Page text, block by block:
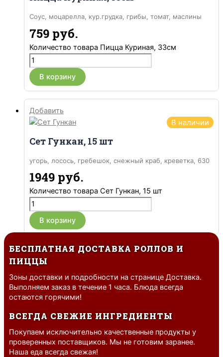
Соус, моцарелла, кур.грудка, грибы, томат, маслины
759 руб.
Количество товара Пицца Куриная, 33см
В корзину
Добавить
В наличии
Сет Гункан, 15 шт
угорь, лосось, гребешок, снежный краб, креветка, 630
1949 руб.
Количество товара Сет Гункан, 15 шт
В корзину
БЕСПЛАТНАЯ ДОСТАВКА РОЛЛОВ И
ПИЦЦЫ
Зоны доставки и подробности на странице Доставка.
Выполняем заказ в течение 1 часа. Блюда всегда
остаются горячими!
ВСЕГДА СВЕЖИЕ ИНГРЕДИЕНТЫ
Покупаем исключительно качественные продукты у
проверенных поставщиков. Мы не готовим заранее.
Наша еда всегда свежая!